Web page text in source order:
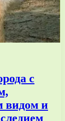
с
видом и